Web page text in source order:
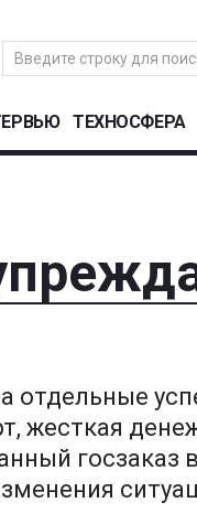
ТЕХНОСФЕРА
отдельные
жесткая